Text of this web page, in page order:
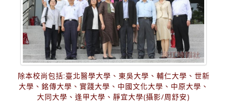
除本校尚包括:臺北醫學大學、東吳大學、輔仁大學、世新
大學、銘傳大學、實踐大學、中國文化大學、中原大學、
大同大學、逢甲大學、靜宜大學(攝影/周舒安)